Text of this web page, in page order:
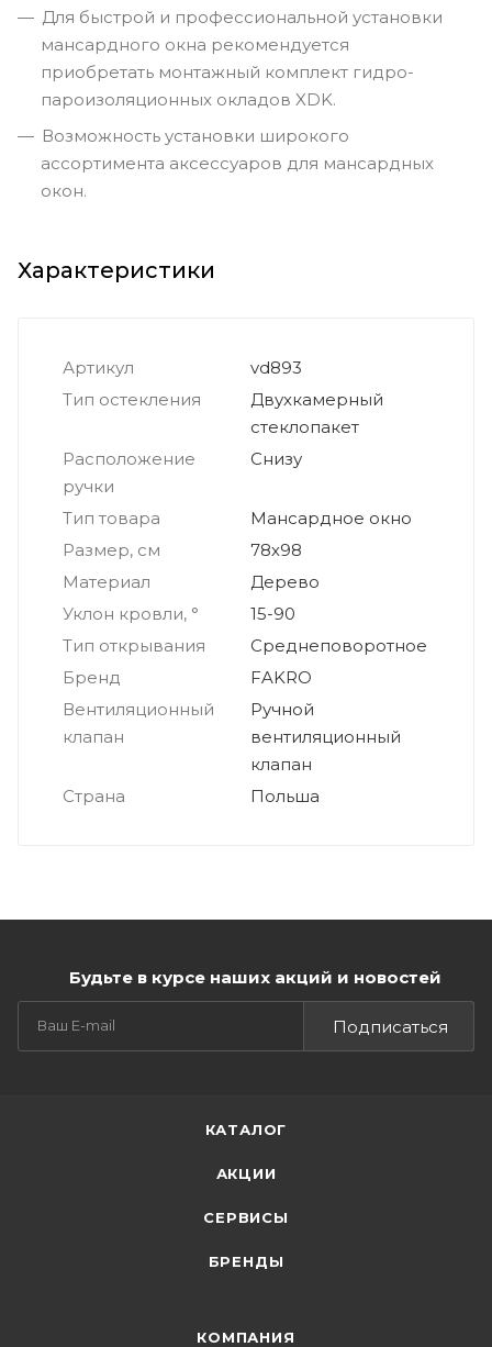
Для быстрой и профессиональной установки
мансардного окна рекомендуется
приобретать монтажный комплект гидро-
пароизоляционных окладов XDK.
Возможность установки широкого
ассортимента аксессуаров для мансардных
окон.
Характеристики
Артикул
vd893
Тип остекления
Двухкамерный
стеклопакет
Расположение
ручки
Снизу
Тип товара
Мансардное окно
Размер, см
78х98
Материал
Дерево
Уклон кровли, °
15-90
Тип открывания
Среднеповоротное
Бренд
FAKRO
Вентиляционный
клапан
Ручной
вентиляционный
клапан
Страна
Польша
Будьте в курсе наших акций и новостей
Подписаться
КАТАЛОГ
АКЦИИ
СЕРВИСЫ
БРЕНДЫ
КОМПАНИЯ